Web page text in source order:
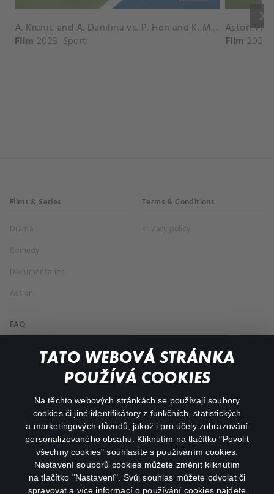
TATO WEBOVÁ STRÁNKA
POUŽÍVÁ COOKIES
Na těchto webových stránkách se používají soubory
cookies či jiné identifikátory z funkčních, statistických
a marketingových důvodů, jakož i pro účely zobrazování
personalizovaného obsahu. Kliknutím na tlačítko "Povolit
všechny cookies" souhlasíte s používáním cookies.
Nastavení souborů cookies můžete změnit kliknutím
na tlačítko "Nastavení". Svůj souhlas můžete odvolat či
spravovat a více informací o používání cookies najdete
keyboard_arrow_right
A. Krunic and A. Danilina vs. P. Hon and K. Muchova Match Highlights - BEIJING_Capital Group Diamond ( October 02, 2025)
Film 2025 Sport Film 2026
Films & Series
Drama
Comedy
Documentaries
Action
Terms & Conditions
Privacy policy
FAQ
My profile
facebookinstagram
youtube